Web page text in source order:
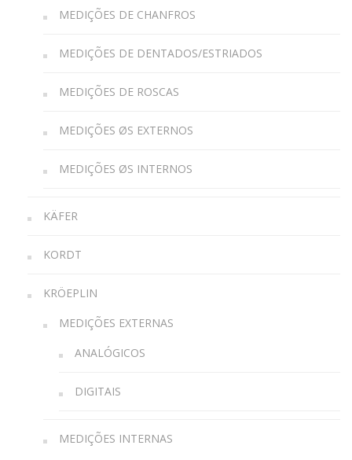
MEDIÇÕES DE CHANFROS
MEDIÇÕES DE DENTADOS/ESTRIADOS
MEDIÇÕES DE ROSCAS
MEDIÇÕES ØS EXTERNOS
MEDIÇÕES ØS INTERNOS
KÄFER
KORDT
KRÖEPLIN
MEDIÇÕES EXTERNAS
ANALÓGICOS
DIGITAIS
MEDIÇÕES INTERNAS